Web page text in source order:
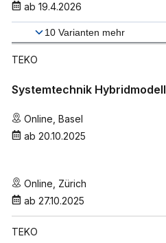
ab 19.4.2026
10 Varianten mehr
TEKO
Systemtechnik Hybridmodell
Online Basel
ab 20.10.2025
Online Zürich
ab 27.10.2025
TEKO